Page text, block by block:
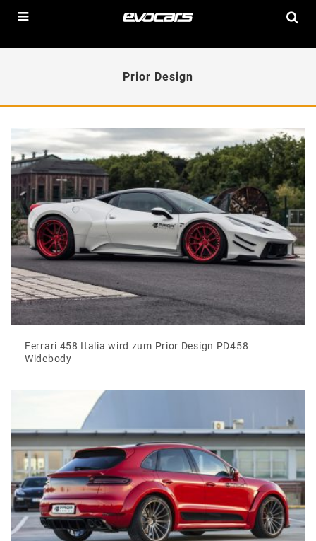
Prior Design
Ferrari 458 Italia wird zum Prior Design PD458
Widebody